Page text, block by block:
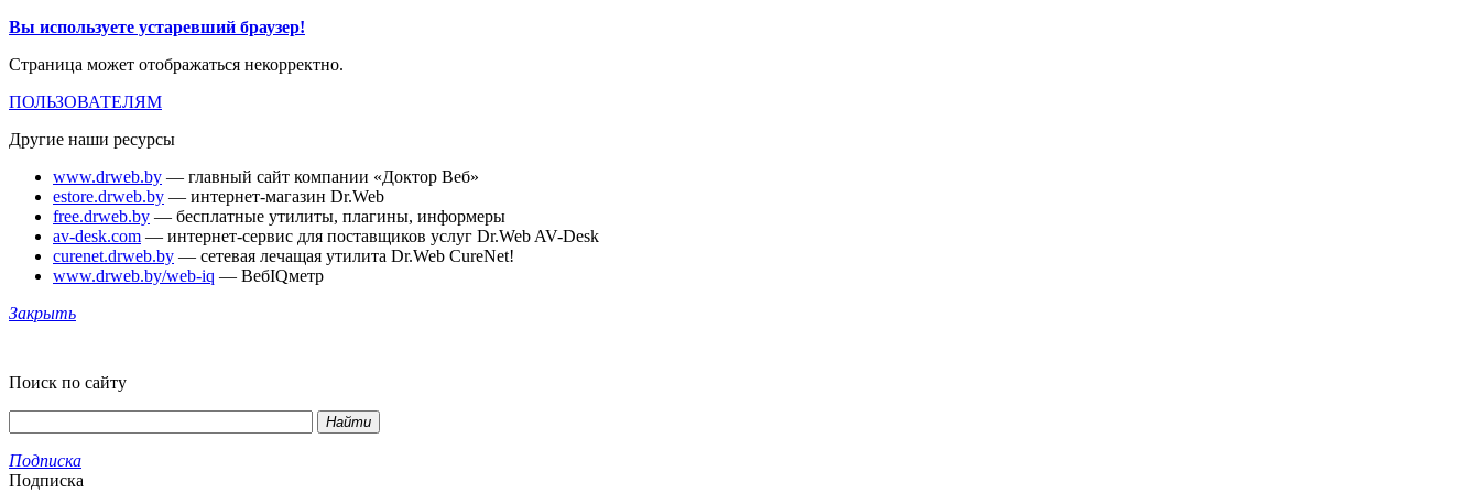
Вы используете устаревший браузер!
Страница может отображаться некорректно.
ПОЛЬЗОВАТЕЛЯМ
Другие наши ресурсы
www.drweb.by — главный сайт компании «Доктор Веб»
estore.drweb.by — интернет-магазин Dr.Web
free.drweb.by — бесплатные утилиты, плагины, информеры
av-desk.com — интернет-сервис для поставщиков услуг Dr.Web AV-Desk
curenet.drweb.by — сетевая лечащая утилита Dr.Web CureNet!
www.drweb.by/web-iq — ВебIQметр
Закрыть
Поиск по сайту
Найти
Подписка
Подписка